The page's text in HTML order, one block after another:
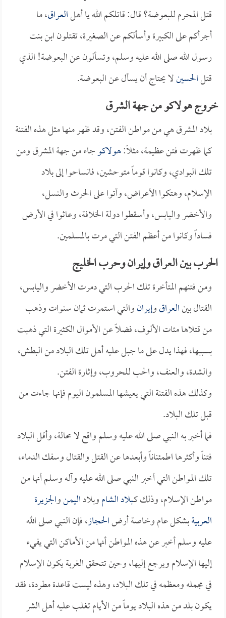
قتل المحرم للبعوضة؟ قال: قاتلكم الله يا أهلالعراق، ما
أجرأكم على الكبيرة وأسألكم عن الصغيرة، تقتلون ابن بنت
رسول الله صلى الله عليه وسلم، وتسألون عن البعوضة! الذي
قتلالحسينلا يحتاج أن يسأل عن البعوضة.
خروج هولاكو من جهة الشرق
بلاد المشرق هي من مواطن الفتن، وقد ظهر منها مثل هذه الفتنة
كما ظهرت فتن عظيمة، مثلاً:هولاكوجاء من جهة المشرق ومن
تلك البوادي، وكانوا قوماً متوحشين، فانساحوا إلى بلاد
الإسلام، وهتكوا الأعراض، وأتوا على الحرث والنسل،
والأخضر واليابس، وأسقطوا دولة الخلافة، وعاثوا في الأرض
فساداً وكانوا من أعظم الفتن التي مرت بالمسلمين.
الحرب بين العراق وإيران وحرب الخليج
ومن فتنهم المتأخرة تلك الحرب التي دمرت الأخضر واليابس،
القتال بينالعراقوإيرانوالتي استمرت ثمان سنوات وذهب
من قتلاها مئات الألوف، فضلاً عن الأموال الكثيرة التي ذهبت
بسببها، فهذا يدل على ما جبل عليه أهل تلك البلاد من البطش،
والشدة، والعنف، والحب للحروب، وإثارة الفتن.
وكذلك هذه الفتنة التي يعيشها المسلمون اليوم فإنها جاءت من
قبل تلك البلاد.
فما أخبر به النبي صلى الله عليه وسلم واقع لا محالة، وأقل البلاد
فتناً وأكثرها اطمئناناً وأبعدها عن القتل والقتال وسفك الدماء،
تلك المواطن التي أخبر النبي صلى الله عليه وآله وسلم أنها من
مواطن الإسلام، وذلك كـبلاد الشاموبلاداليمنوالجزيرة
العربيةبشكل عام وخاصة أرضالحجاز، فإن النبي صلى الله
عليه وسلم أخبر عن هذه المواطن أنها من الأماكن التي يفيء
إليها الإسلام ويرجع إليها، وحين تتحقق الغربة يكون الإسلام
في مجمله ومعظمه في تلك البلاد، وهذه ليست قاعدة مطردة، فقد
يكون بلد من هذه البلاد يوماً من الأيام تغلب عليه أهل الشر